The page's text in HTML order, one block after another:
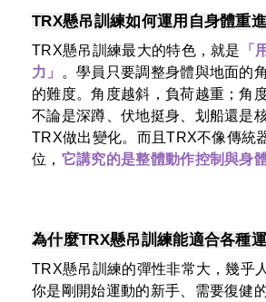
TRX懸吊訓練如何運用自身體重
TRX懸吊訓練最大的特色，就是
「
力」
。學員只要調整身體與地面的
的難度。角度越斜，負荷越重；角
不論是深蹲、伏地挺身、划船還是
TRX做出變化。而且TRX不像傳統
位， 它講究的是整體動作控制與身
為什麼TRX懸吊訓練能適合各種
TRX懸吊訓練的彈性非常大，幾乎
你是剛開始運動的新手、需要復健